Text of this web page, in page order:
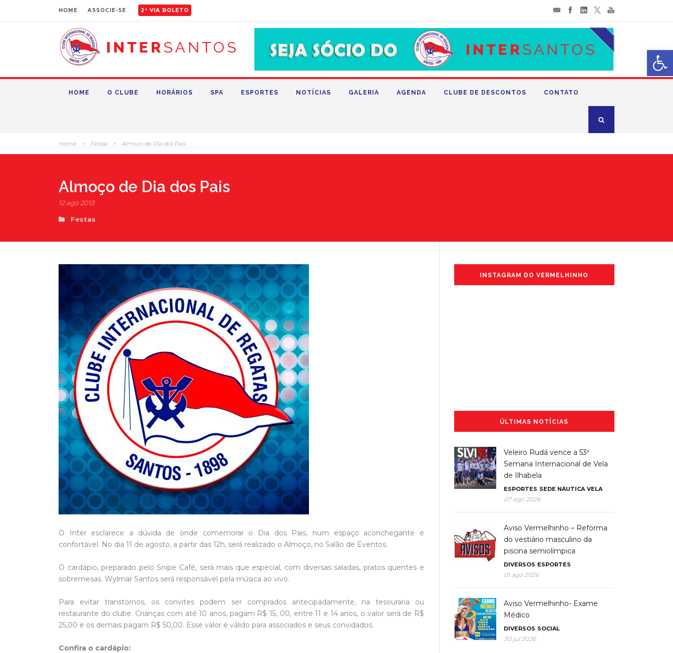
HOME ASSOCIE-SE 2ª VIA BOLETO
HOME O CLUBE HORÁRIOS SPA ESPORTES NOTÍCIAS GALERIA AGENDA CLUBE DE DESCONTOS CONTATO
Home > Festas > Almoço de Dia dos Pais
Almoço de Dia dos Pais
12 ago 2013
Festas
O Inter esclarece a dúvida de onde comemorar o Dia dos Pais, num espaço aconchegante e
confortável. No dia 11 de agosto, a partir das 12h, será realizado o Almoço, no Salão de Eventos.
O cardápio, preparado pelo Snipe Café, será mais que especial, com diversas saladas, pratos quentes e
sobremesas. Wylmar Santos será responsável pela música ao vivo.
Para evitar transtornos, os convites podem ser comprados antecipadamente, na tesouraria ou
restaurante do clube. Crianças com até 10 anos, pagam R$ 15, 00, entre 11 e 14 anos, o valor será de R$
25,00 e os demais pagam R$ 50,00. Esse valor é válido para associados e seus convidados.
Confira o cardápio:
INSTAGRAM DO VERMELHINHO
ÚLTIMAS NOTÍCIAS
Veleiro Rudá vence a 53ª
Semana Internacional de Vela
de Ilhabela
ESPORTES SEDE NÁUTICA VELA
07 ago 2026
Aviso Vermelhinho – Reforma
do vestiário masculino da
piscina semiolímpica
DIVERSOS ESPORTES
01 ago 2026
Aviso Vermelhinho- Exame
Médico
DIVERSOS SOCIAL
30 jul 2026
Abrir